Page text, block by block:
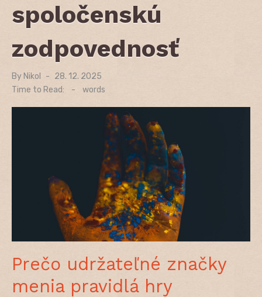
spoločenskú
zodpovednosť
By Nikol
Posted
on
28. 12. 2025
Time to Read:
- words
Prečo udržateľné značky
menia pravidlá hry